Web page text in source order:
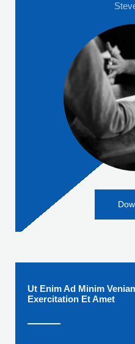
Ut Enim Ad Minim
Exercitation Et Amet